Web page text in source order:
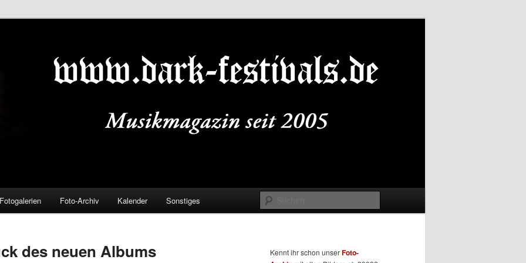
Fotogalerien Foto-Archiv Kalender Sonstiges
des neuen Albums Kennt ihr schon unserFoto-